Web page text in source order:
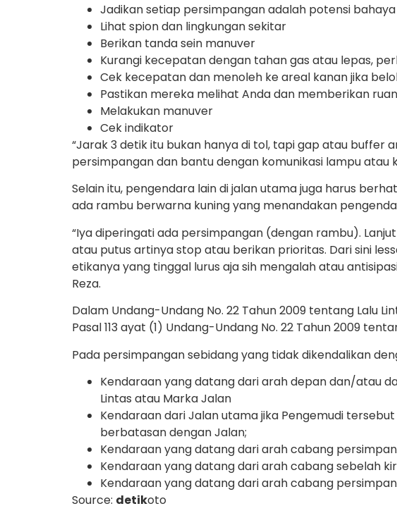
Jadikan setiap persimpangan adalah potensi bahaya
Lihat spion dan lingkungan sekitar
Berikan tanda sein manuver
Kurangi kecepatan dengan tahan gas atau lepas,
Cek kecepatan dan menoleh ke areal kanan jika
Pastikan mereka melihat Anda dan memberikan
Melakukan manuver
Cek indikator
“Jarak 3 detik itu bukan hanya di tol, tapi gap atau buffer
persimpangan dan bantu dengan komunikasi lampu atau
Selain itu, pengendara lain di jalan utama juga harus
ada rambu berwarna kuning yang menandakan
“Iya diperingati ada persimpangan (dengan rambu).
atau putus artinya stop atau berikan prioritas. Dari sini
etikanya yang tinggal lurus aja sih mengalah atau
Reza.
Dalam Undang-Undang No. 22 Tahun 2009 tentang Lalu
Pasal 113 ayat (1) Undang-Undang No. 22 Tahun 2009
Pada persimpangan sebidang yang tidak dikendalikan
Kendaraan yang datang dari arah depan dan/atau
Lintas atau Marka Jalan
Kendaraan dari Jalan utama jika Pengemudi
berbatasan dengan Jalan;
Kendaraan yang datang dari arah cabang
Kendaraan yang datang dari arah cabang sebelah
Kendaraan yang datang dari arah cabang
Source: detikoto